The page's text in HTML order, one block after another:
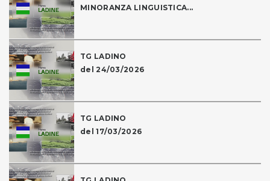
MINORANZA LINGUISTICA...
TG LADINO
del 24/03/2026
TG LADINO
del 17/03/2026